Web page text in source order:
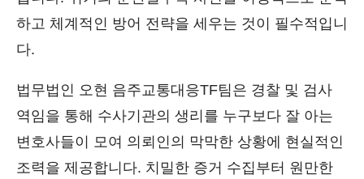
하고 체계적인 방어 전략을 세우는 것이 필수적입니
다.
법무법인 오현 음주교통대응TF팀은 경찰 및 검사
역임을 통해 수사기관의 생리를 누구보다 잘 아는
변호사들이 모여 의뢰인의 막막한 상황에 현실적인
조력을 제공합니다. 치밀한 증거 수집부터 원만한